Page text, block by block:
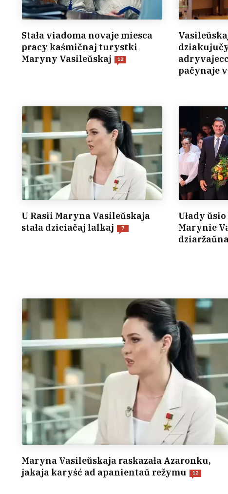
Stała viadoma novaje miesca
pracy kaśmičnaj turystki
Maryny Vasileŭskaj
12
pačynaje
U Rasii Maryna Vasileŭskaja
stała dziciačaj lalkaj
7
Ułady
Marynie
Maryna Vasileŭskaja raskazała Azaronku,
jakaja karyść ad apanientaŭ režymu
12